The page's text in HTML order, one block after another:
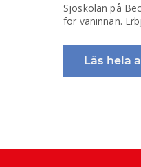
Sjöskolan på
för väninnan.
Läs hela